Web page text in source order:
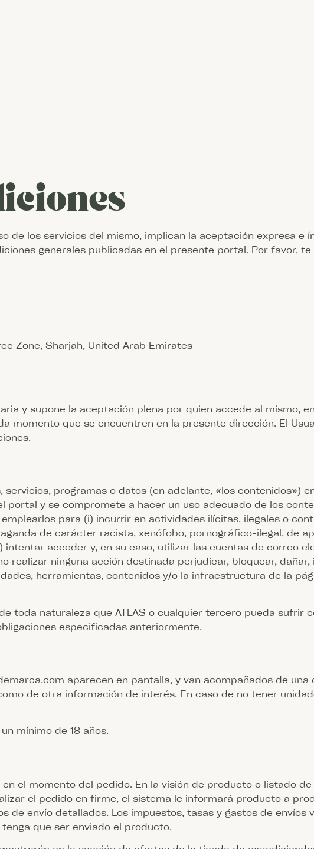
de los servicios del mismo, implican la aceptación expresa e
generales publicadas en el presente portal. Por favor,
Zone, Sharjah, United Arab Emirates
y supone la aceptación plena por quien accede al mismo,
momento que se encuentren en la presente dirección. El
programas o datos (en adelante, «los contenidos»)
portal y se compromete a hacer un uso adecuado de los
para (i) incurrir en actividades ilícitas, ilegales o
de carácter racista, xenófobo, pornográfico-ilegal, de
acceder y, en su caso, utilizar las cuentas de correo
realizar ninguna acción destinada perjudicar, bloquear, dañar,
herramientas, contenidos y/o la infraestructura de la
toda naturaleza que ATLAS o cualquier tercero pueda sufrir
especificadas anteriormente.
aparecen en pantalla, y van acompañados de una
de otra información de interés. En caso de no tener
mínimo de 18 años.
el momento del pedido. En la visión de producto o listado de
el pedido en firme, el sistema le informará producto a
de envío detallados. Los impuestos, tasas y gastos de envíos
que ser enviado el producto.